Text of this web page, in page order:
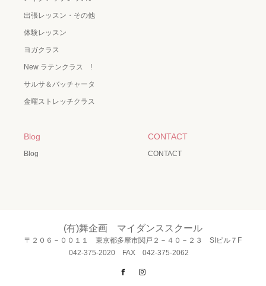
出張レッスン・その他
体験レッスン
ヨガクラス
New ラテンクラス !
サルサ＆バッチャータ
金曜ストレッチクラス
Blog
Blog
CONTACT
CONTACT
(有)舞企画 マイダンススクール
〒２０６－００１１ 東京都多摩市関戸２－４０－２３ SIビル７F
042-375-2020 FAX 042-375-2062
Facebook